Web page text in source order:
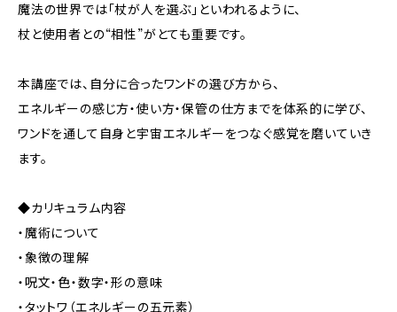
魔法の世界では「杖が人を選ぶ」といわれるように、
杖と使用者との“相性”がとても重要です。
本講座では、自分に合ったワンドの選び方から、
エネルギーの感じ方・使い方・保管の仕方までを体系的に学び、
ワンドを通して自身と宇宙エネルギーをつなぐ感覚を磨いていき
ます。
◆カリキュラム内容
・魔術について
・象徴の理解
・呪文・色・数字・形の意味
・タットワ（エネルギーの五元素）